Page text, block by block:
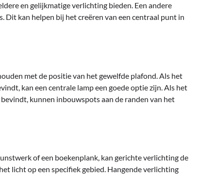
en gelijkmatige verlichting bieden. Een andere
kan helpen bij het creëren van een centraal punt in
met de positie van het gewelfde plafond. Als het
kan een centrale lamp een goede optie zijn. Als het
kunnen inbouwspots aan de randen van het
of een boekenplank, kan gerichte verlichting de
licht op een specifiek gebied. Hangende verlichting